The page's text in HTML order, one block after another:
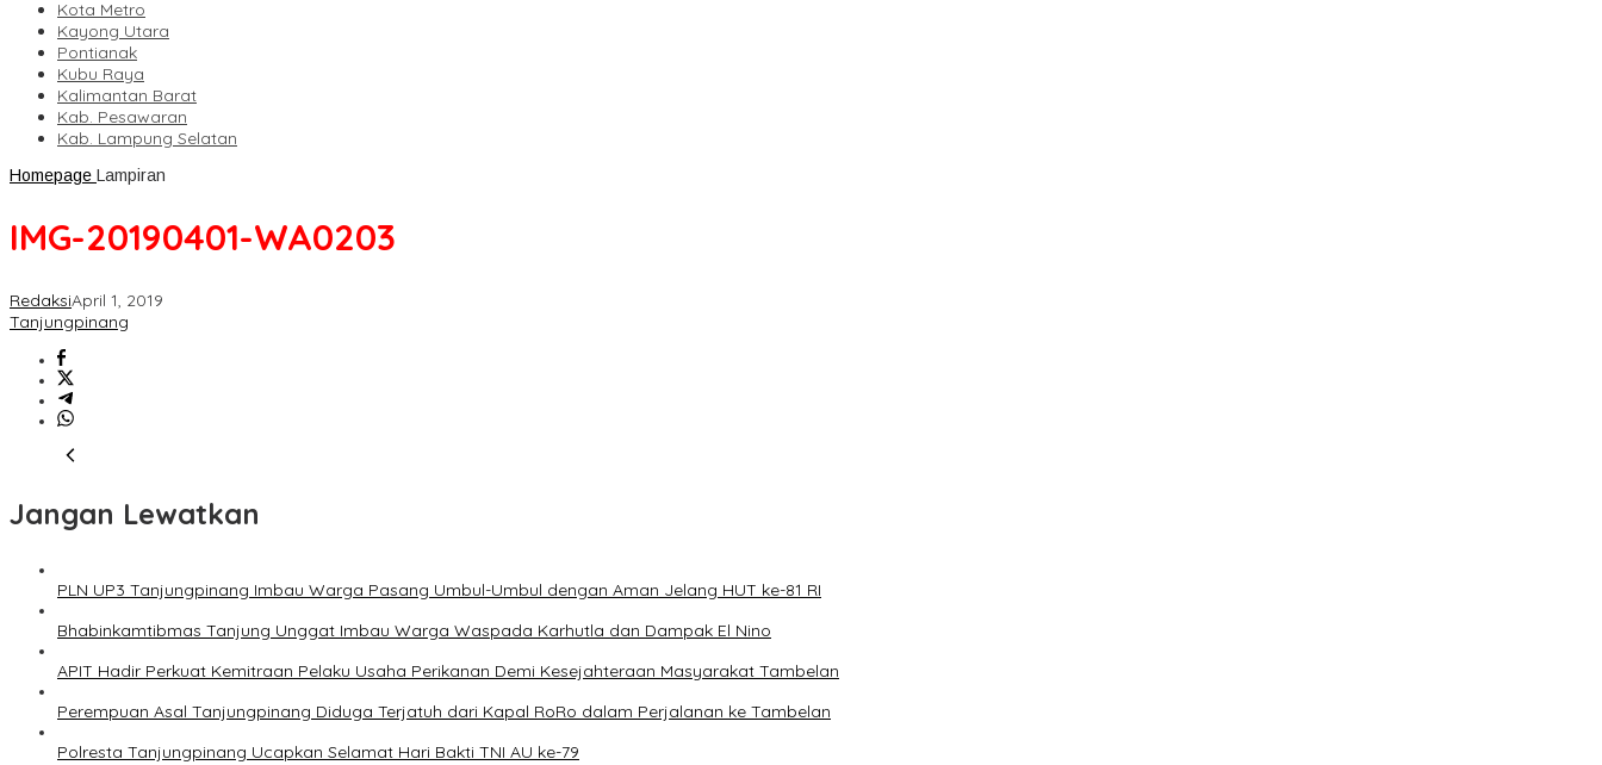
Kota Metro
Kayong Utara
Pontianak
Kubu Raya
Kalimantan Barat
Kab. Pesawaran
Kab. Lampung Selatan
Homepage Lampiran
IMG-20190401-WA0203
RedaksiApril 1, 2019
Tanjungpinang
Jangan Lewatkan
PLN UP3 Tanjungpinang Imbau Warga Pasang Umbul-Umbul dengan Aman Jelang HUT ke-81 RI
Bhabinkamtibmas Tanjung Unggat Imbau Warga Waspada Karhutla dan Dampak El Nino
APIT Hadir Perkuat Kemitraan Pelaku Usaha Perikanan Demi Kesejahteraan Masyarakat Tambelan
Perempuan Asal Tanjungpinang Diduga Terjatuh dari Kapal RoRo dalam Perjalanan ke Tambelan
Polresta Tanjungpinang Ucapkan Selamat Hari Bakti TNI AU ke-79